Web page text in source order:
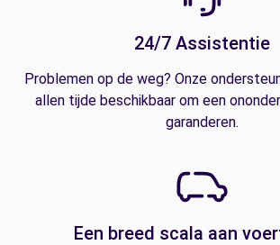
24/7 Assistentie
Problemen op de weg? Onze
allen tijde beschikbaar om een
garanderen.
Een breed scala aan